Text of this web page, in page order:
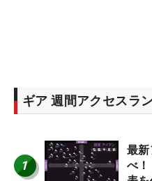
ギア 週間アクセスラ
1
最
べ